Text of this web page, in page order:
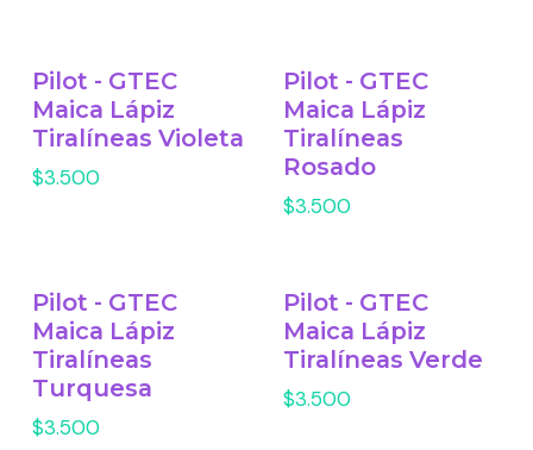
Pilot - GTEC
Maica Lápiz
Tiralíneas Violeta
$3.500
Pilot - GTEC
Maica Lápiz
Tiralíneas
Rosado
$3.500
Pilot - GTEC
Maica Lápiz
Tiralíneas
Turquesa
$3.500
Pilot - GTEC
Maica Lápiz
Tiralíneas Verde
$3.500